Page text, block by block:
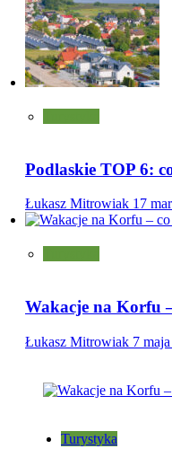
Podlaskie TOP 6:
Łukasz Mitrowiak 17
Wakacje na Korfu
Łukasz Mitrowiak 7
Turystyka